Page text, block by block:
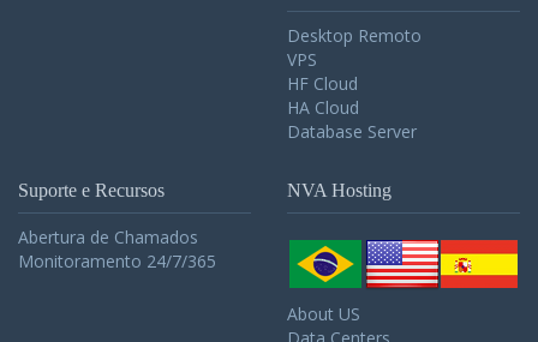
Desktop Remoto
VPS
HF Cloud
HA Cloud
Database Server
Suporte e Recursos
Abertura de Chamados
Monitoramento 24/7/365
NVA Hosting
About US